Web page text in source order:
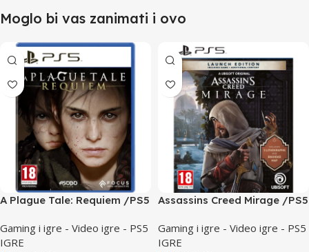
Moglo bi vas zanimati i ovo
A Plague Tale: Requiem /PS5
Gaming i igre - Video igre - PS5
IGRE
Assassins Creed Mirage /PS5
Gaming i igre - Video igre - PS5
IGRE